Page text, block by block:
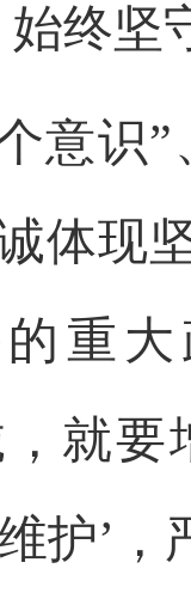
终坚
意识
体现
重
就要
护’